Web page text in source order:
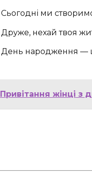
Сьогодні ми
Друже, нехай твоя
День народження —
Привітання жінці з